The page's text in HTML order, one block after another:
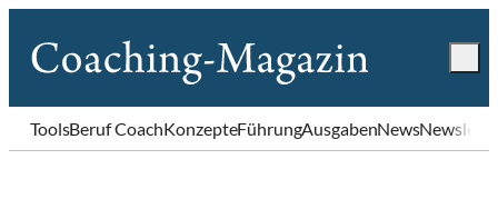
ToolsBeruf CoachKonzepteFührungAusgabenNews